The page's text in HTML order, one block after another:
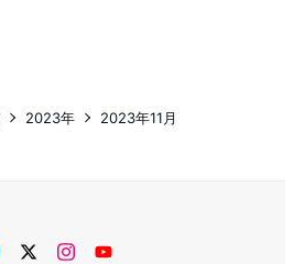
2023年 2023年11月
facebooktwitterinstagram
YouTube